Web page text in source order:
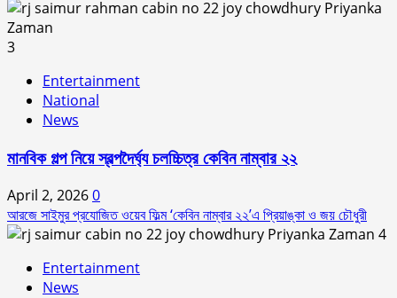
3
Entertainment
National
News
মানবিক গল্প নিয়ে স্বল্পদৈর্ঘ‍্য চলচ্চিত্র কেবিন নাম্বার ২২
April 2, 20260
আরজে সাইমুর প্রযোজিত ওয়েব ফিল্ম ‘কেবিন নাম্বার ২২’এ প্রিয়াঙ্কা ও জয় চৌধুরী
4
Entertainment
News